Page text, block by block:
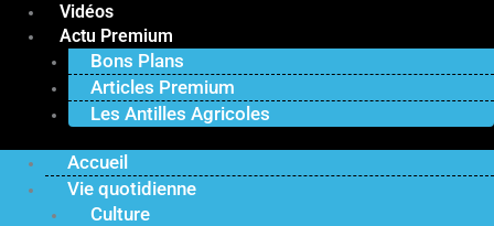
Vidéos
Actu Premium
Bons Plans
Articles Premium
Les Antilles Agricoles
Accueil
Vie quotidienne
Culture